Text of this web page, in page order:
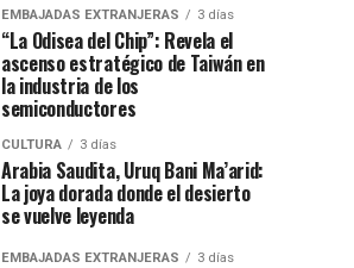
EMBAJADAS EXTRANJERAS 3 días
“La Odisea del Chip”: Revela el
ascenso estratégico de Taiwán en
la industria de los
semiconductores
CULTURA 3 días
Arabia Saudita, Uruq Bani Ma’arid:
La joya dorada donde el desierto
se vuelve leyenda
EMBAJADAS EXTRANJERAS 3 días